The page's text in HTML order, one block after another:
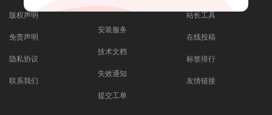
版权声明
免责声明
隐私协议
联系我们
安装服务
技术文档
失效通知
提交工单
站长工具
在线投稿
标签排行
友情链接